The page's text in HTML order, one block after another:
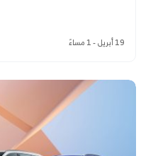
19 أبريل - 1 مساءً